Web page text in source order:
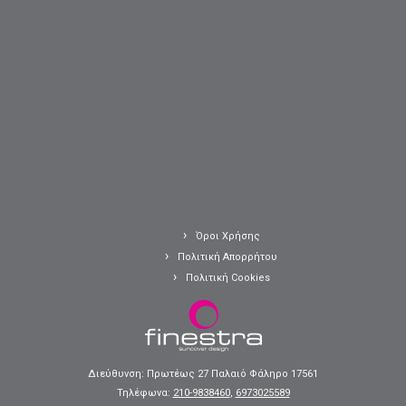
Όροι Χρήσης
Πολιτική Απορρήτου
Πολιτική Cookies
Διεύθυνση: Πρωτέως 27 Παλαιό Φάληρο 17561
Τηλέφωνα: 210-9838460, 6973025589